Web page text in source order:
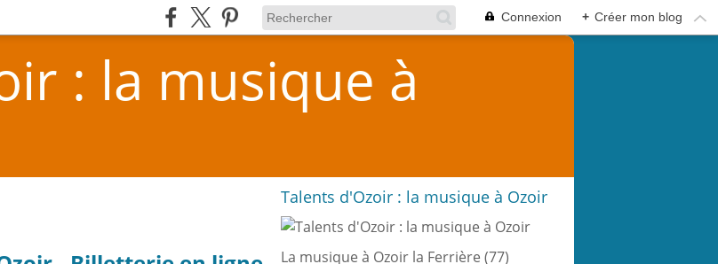
Connexion + Créer mon blog
: la musique à
Talents d'Ozoir : la musique à Ozoir
La musique à Ozoir la Ferrière (77)